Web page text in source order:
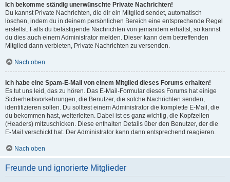
Ich bekomme ständig unerwünschte Private Nachrichten!
Du kannst Private Nachrichten, die dir ein Mitglied sendet, automatisch
löschen, indem du in deinem persönlichen Bereich eine entsprechende Regel
erstellst. Falls du belästigende Nachrichten von jemandem erhältst, so kannst
du dies auch einem Administrator melden. Dieser kann dem betreffenden
Mitglied dann verbieten, Private Nachrichten zu versenden.
Nach oben
Ich habe eine Spam-E-Mail von einem Mitglied dieses Forums erhalten!
Es tut uns leid, das zu hören. Das E-Mail-Formular dieses Forums hat einige
Sicherheitsvorkehrungen, die Benutzer, die solche Nachrichten senden,
identifizieren sollen. Du solltest einem Administrator die komplette E-Mail, die
du bekommen hast, weiterleiten. Dabei ist es ganz wichtig, die Kopfzeilen
(Headers) mitzuschicken. Diese enthalten Details über den Benutzer, der die
E-Mail verschickt hat. Der Administrator kann dann entsprechend reagieren.
Nach oben
Freunde und ignorierte Mitglieder